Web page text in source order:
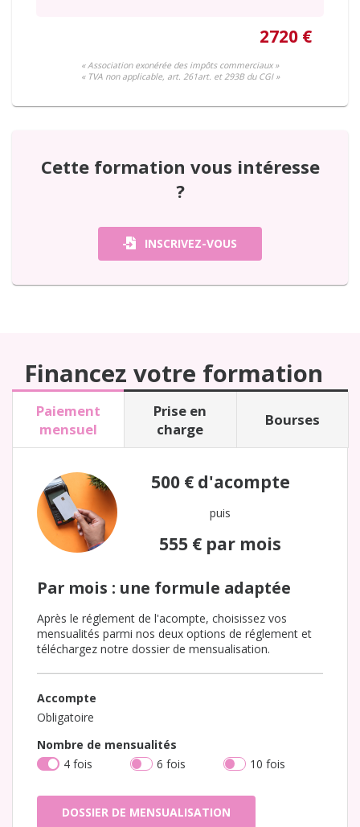
2720 €
« Association exonérée des impôts commerciaux »
« TVA non applicable, art. 261art. et 293B du CGI »
Cette formation vous intéresse
?
INSCRIVEZ-VOUS
Financez votre formation
Paiement
mensuel
Prise en
charge
Bourses
Par mois : une formule adaptée
Après le réglement de l'acompte, choisissez vos
mensualités parmi nos deux options de réglement et
téléchargez notre dossier de mensualisation.
Accompte
Obligatoire
Nombre de mensualités
4 fois
6 fois 10 fois
DOSSIER DE MENSUALISATION
500 €d'acompte
puis
555 € par mois